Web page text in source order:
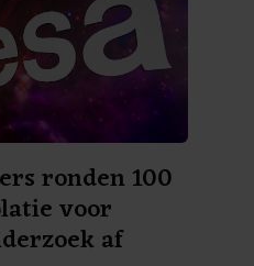
ronden 100
voor
af